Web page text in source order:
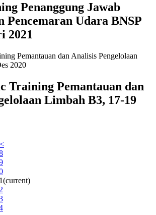
Penanggung Jawab
Pencemaran Udara BNSP
2021
Training Pemantauan dan
Limbah B3, 17-19
(current)